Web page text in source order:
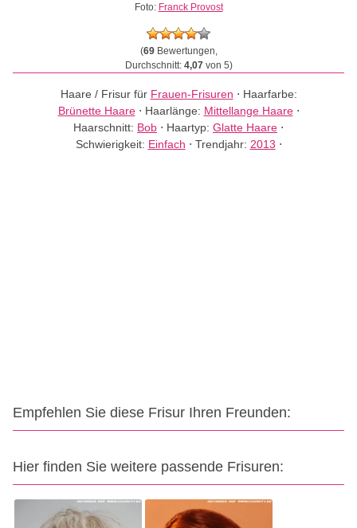
Foto: Franck Provost
(69Bewertungen,
Durchschnitt: 4,07von 5)
Haare / Frisur für Frauen-Frisuren ⋅ Haarfarbe:
Brünette Haare⋅ Haarlänge: Mittellange Haare⋅
Haarschnitt: Bob ⋅ Haartyp: Glatte Haare ⋅
Schwierigkeit: Einfach ⋅ Trendjahr: 2013 ⋅
Empfehlen Sie diese Frisur Ihren Freunden:
Hier finden Sie weitere passende Frisuren: